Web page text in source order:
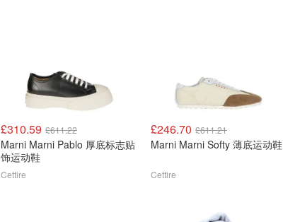
£310.59 £611.22
Marni Marni Pablo 厚底标志贴
饰运动鞋
Cettire
£246.70 £611.21
Marni Marni Softy 薄底运动鞋
Cettire